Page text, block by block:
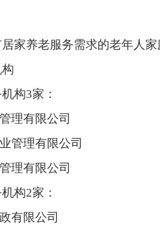
家养老服务需求的老年人家
构3家：
理有限公司
管理有限公司
理有限公司
构2家：
有限公司